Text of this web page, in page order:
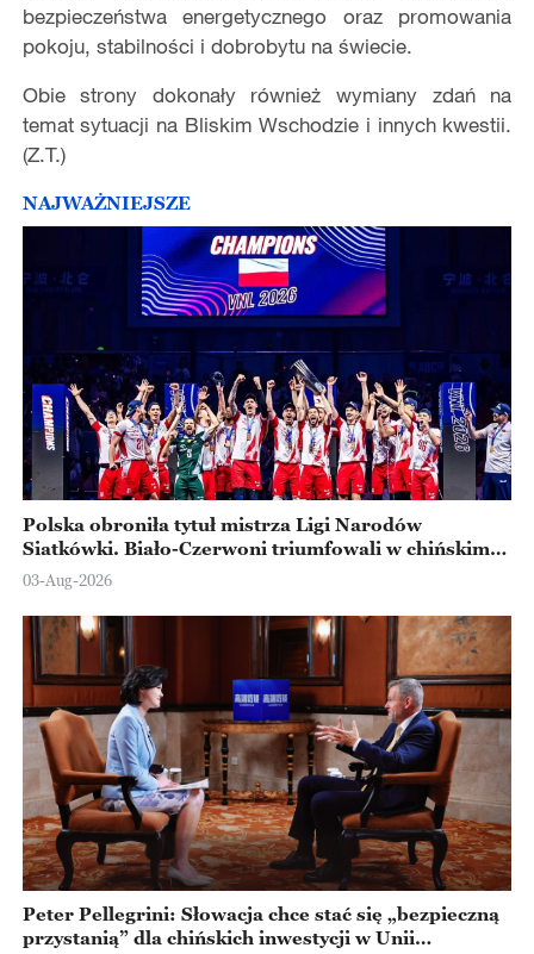
bezpieczeństwa energetycznego oraz promowania
pokoju, stabilności i dobrobytu na świecie.
Obie strony dokonały również wymiany zdań na
temat sytuacji na Bliskim Wschodzie i innych kwestii.
(Z.T.)
NAJWAŻNIEJSZE
Polska obroniła tytuł mistrza Ligi Narodów
Siatkówki. Biało-Czerwoni triumfowali w chińskim
Ningbo
03-Aug-2026
Peter Pellegrini: Słowacja chce stać się „bezpieczną
przystanią” dla chińskich inwestycji w Unii